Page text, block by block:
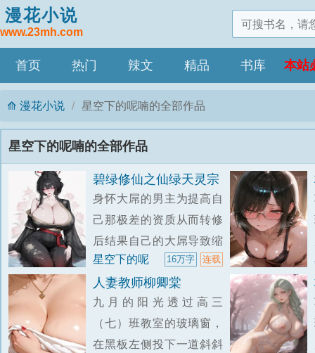
漫花小说
www.23mh.com
首页 热门 辣文 精品 书库 本站
漫花小说 星空下的呢喃的全部作品
星空下的呢喃的全部作品
碧绿修仙之仙绿天灵宗
身怀大屌的男主为提高自
己那极差的资质从而转修
后结果自己的大屌导致缩
小到只有5cm；在和道侣
师姐外出捡到了绝美极品
的大屌伪娘，然后选择让
伪娘给自己的道侣师姐性
福。
星空下的呢
连载
16万字
人妻教师柳卿棠
九月的阳光透过高三
（七）班教室的玻璃窗，
在黑板左侧投下一道斜斜